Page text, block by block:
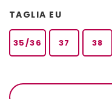
TAGLIA EU
35/36 37 38